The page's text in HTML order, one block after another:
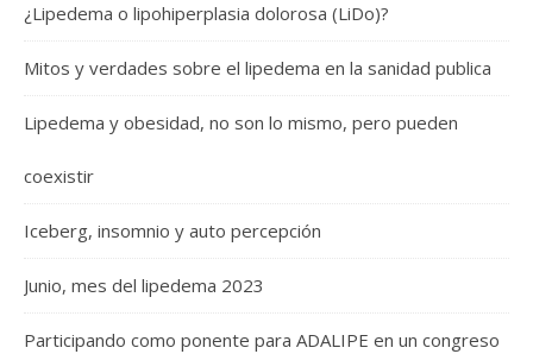
¿Lipedema o lipohiperplasia dolorosa (LiDo)?
Mitos y verdades sobre el lipedema en la sanidad publica
Lipedema y obesidad, no son lo mismo, pero pueden
coexistir
Iceberg, insomnio y auto percepción
Junio, mes del lipedema 2023
Participando como ponente para ADALIPE en un congreso